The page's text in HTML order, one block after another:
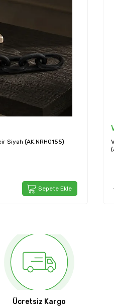
Kutu 28.5*22*4 cm
Sepete Ekle
Ücretsiz Kargo